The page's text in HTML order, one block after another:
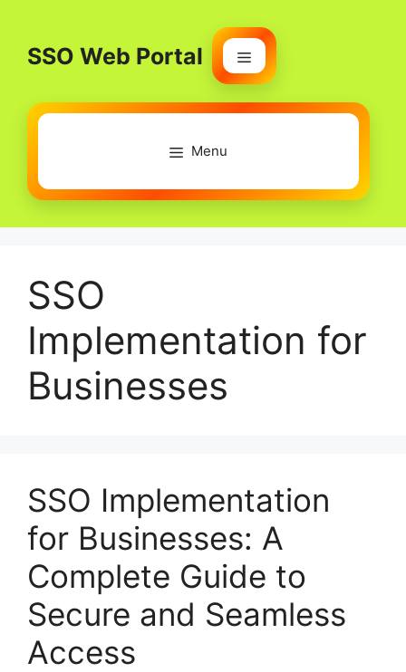
contentSSO Web Portal
Menu
Menu
SSO
Implementation for
Businesses
SSO Implementation
for Businesses: A
Complete Guide to
Secure and Seamless
Access